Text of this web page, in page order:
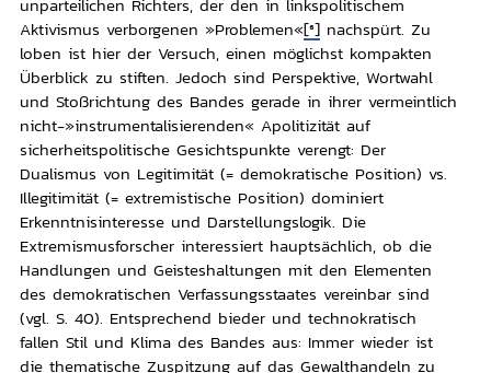
unparteilichen Richters, der den in linkspolitischem
Aktivismus verborgenen »Problemen«[6]nachspürt. Zu
loben ist hier der Versuch, einen möglichst kompakten
Überblick zu stiften. Jedoch sind Perspektive, Wortwahl
und Stoßrichtung des Bandes gerade in ihrer vermeintlich
nicht-»instrumentalisierenden« Apolitizität auf
sicherheitspolitische Gesichtspunkte verengt: Der
Dualismus von Legitimität (= demokratische Position) vs.
Illegitimität (= extremistische Position) dominiert
Erkenntnisinteresse und Darstellungslogik. Die
Extremismusforscher interessiert hauptsächlich, ob die
Handlungen und Geisteshaltungen mit den Elementen
des demokratischen Verfassungsstaates vereinbar sind
(vgl. S. 40). Entsprechend bieder und technokratisch
fallen Stil und Klima des Bandes aus: Immer wieder ist
die thematische Zuspitzung auf das Gewalthandeln zu